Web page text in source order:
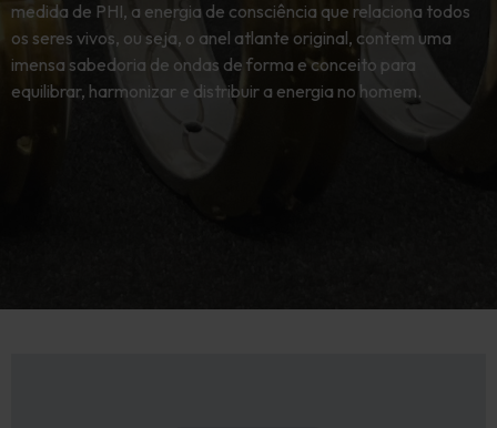
medida de PHI, a energia de consciência que relaciona todos
os seres vivos, ou seja, o anel atlante original, contem uma
imensa sabedoria de ondas de forma e conceito para
equilibrar, harmonizar e distribuir a energia no homem.